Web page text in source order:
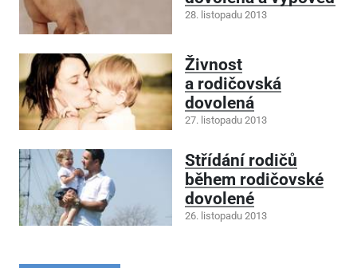
28. listopadu 2013
Živnost
a rodičovská
dovolená
27. listopadu 2013
Střídání rodičů
během rodičovské
dovolené
26. listopadu 2013